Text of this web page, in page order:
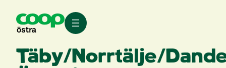
Hoppa
Täby/Norrtälje/